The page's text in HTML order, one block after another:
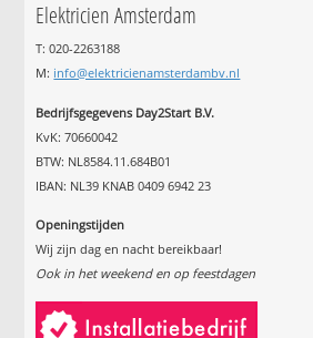
Elektricien Amsterdam
T: 020-2263188
M: info@elektricienamsterdambv.nl
Bedrijfsgegevens Day2Start B.V.
KvK: 70660042
BTW: NL8584.11.684B01
IBAN: NL39 KNAB 0409 6942 23
Openingstijden
Wij zijn dag en nacht bereikbaar!
Ook in het weekend en op feestdagen